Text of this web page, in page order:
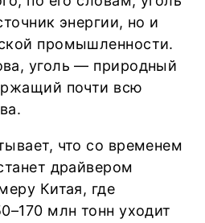
энергии, но и
промышленности.
уголь — природный
почти всю
что со временем
драйвером
Китая, где
млн тонн уходит